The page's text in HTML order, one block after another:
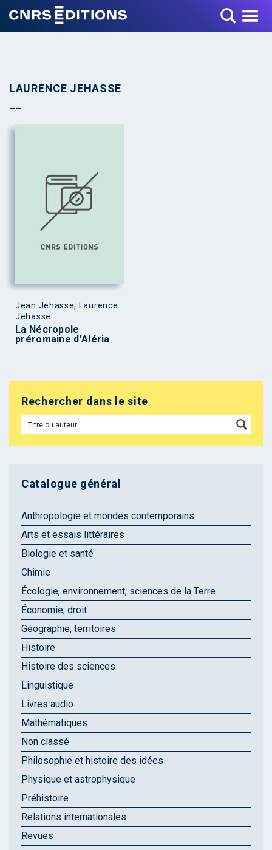
Toggle Menu
LAURENCE JEHASSE
Jean Jehasse, Laurence
Jehasse
La Nécropole
préromaine d’Aléria
Rechercher dans le site
Catalogue général
Anthropologie et mondes contemporains
Arts et essais littéraires
Biologie et santé
Chimie
Écologie, environnement, sciences de la Terre
Économie, droit
Géographie, territoires
Histoire
Histoire des sciences
Linguistique
Livres audio
Mathématiques
Non classé
Philosophie et histoire des idées
Physique et astrophysique
Préhistoire
Relations internationales
Revues